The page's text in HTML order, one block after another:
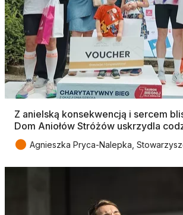
Z anielską konsekwencją i sercem
Dom Aniołów Stróżów uskrzydla
● Agnieszka Pryca-Nalepka,